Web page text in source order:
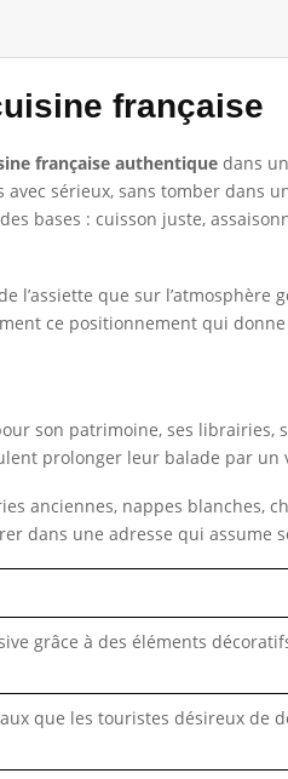
française
française authentique dans
sérieux, sans tomber dans
bases : cuisson juste,
que sur l’atmosphère
ce positionnement qui
son patrimoine, ses librairies,
prolonger leur balade par
anciennes, nappes blanches,
dans une adresse qui assume
grâce à des éléments
que les touristes désireux de